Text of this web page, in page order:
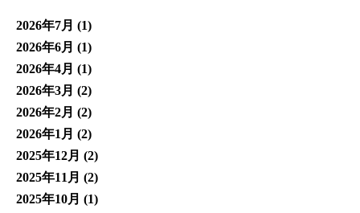
2026年7月 (1)
2026年6月 (1)
2026年4月 (1)
2026年3月 (2)
2026年2月 (2)
2026年1月 (2)
2025年12月 (2)
2025年11月 (2)
2025年10月 (1)